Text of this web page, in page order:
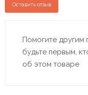
Оставить отзыв
Помогите другим
будьте первым,
об этом товаре